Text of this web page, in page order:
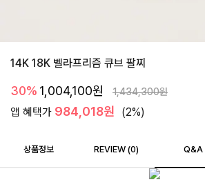
14K 18K 벨라프리즘 큐브 팔찌
30% 1,004,100원 1,434,300원
앱 혜택가 984,018원 (2%)
상품정보 REVIEW (0) Q&A